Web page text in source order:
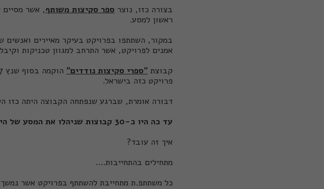
בצורה כזו, נוצר ספר סקיצות משותף, אשר
ראשון למסע.
במקור, השתתפו בפרויקט בעיקר מאיירים
אמנים לפרויקט, אשר התרחב למגוון טכניקות
קבוצת "ספרי סקיצות נודדים" הוקמה בסוף שנץ 2017 בפייסבוק ע"י
פרויקט כזה בישראל.
דבורה אומרת, שברגע שנפתחה הקבוצה היתה כזו היענות,
עד כה היו כ-30 קבוצות שניהלו את המסע של היומן שלהן!!
איך זה עובד?
מתחילים בהתחייבות....
כל משתתפ.ת מתחייבת להשתתף בפרויקט אשר נמשך 12 חודשים.